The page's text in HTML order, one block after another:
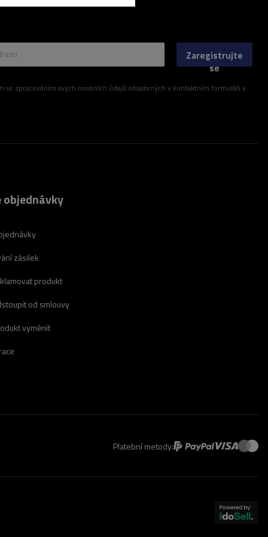
svých osobních údajů obsažených v kontaktním formuláři v souladu s nařízením Evropského parlamentu a Rady (EU)
Zaregistrujte
se
objednávky
zásilek
produkt
od smlouvy
vyměnit
Platební metody: